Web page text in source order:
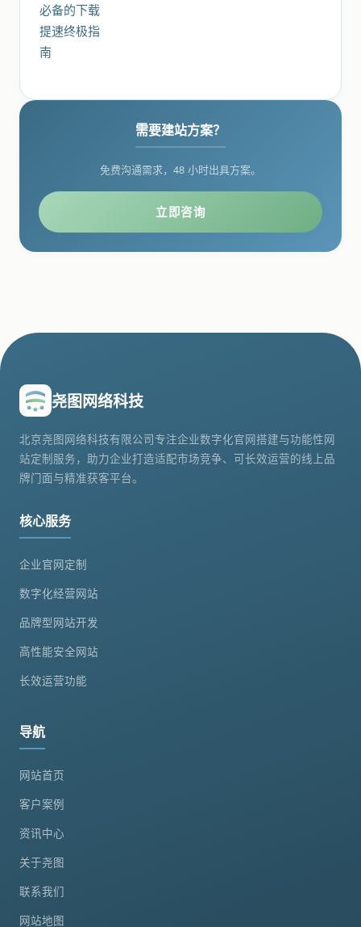
需要建站方案？
免费沟通需求，48 小时出具方案。
立即咨询
尧图网络科技
北京尧图网络科技有限公司专注企业数字化官网搭建与功能性网
站定制服务，助力企业打造适配市场竞争、可长效运营的线上品
牌门面与精准获客平台。
核心服务
企业官网定制
数字化经营网站
品牌型网站开发
高性能安全网站
长效运营功能
导航
网站首页
客户案例
资讯中心
关于尧图
联系我们
网站地图